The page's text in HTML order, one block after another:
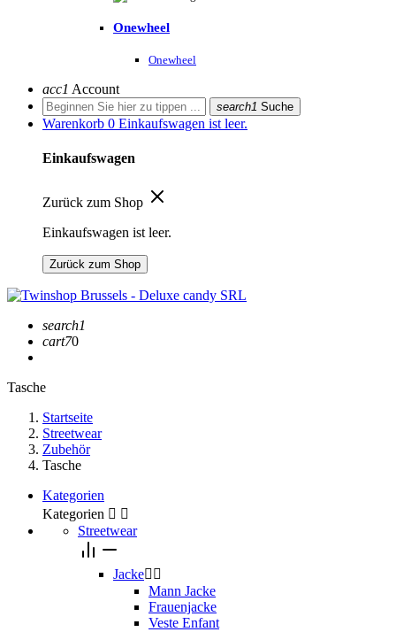
Onewheel
Onewheel
acc1 Account
search1 Suche
Warenkorb 0 Einkaufswagen ist leer.
Einkaufswagen
Zurück zum Shop
Einkaufswagen ist leer.
Zurück zum Shop
search1
cart70
Tasche
Startseite
Streetwear
Zubehör
Tasche
Kategorien
Kategorien  
Streetwear
Jacke 
Mann Jacke
Frauenjacke
Veste Enfant